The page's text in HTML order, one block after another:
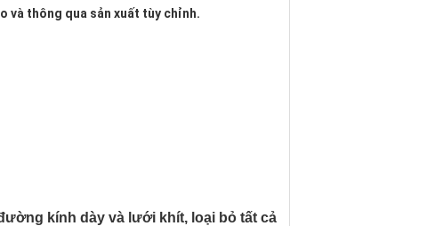
và thông qua sản xuất tùy chỉnh.
kính dày và lưới khít, loại bỏ tất cả